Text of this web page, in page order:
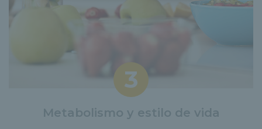
3
Metabolismo y estilo de vida